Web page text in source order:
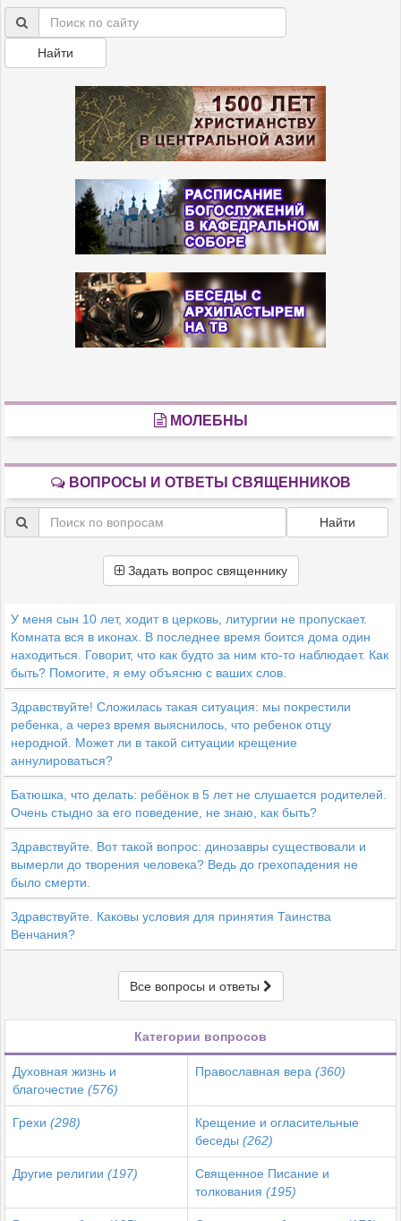
Найти
МОЛЕБНЫ
ВОПРОСЫ И ОТВЕТЫ СВЯЩЕННИКОВ
Найти
Задать вопрос священнику
У меня сын 10 лет, ходит в церковь, литургии не пропускает.
Комната вся в иконах. В последнее время боится дома один
находиться. Говорит, что как будто за ним кто-то наблюдает. Как
быть? Помогите, я ему объясню с ваших слов.
Здравствуйте! Сложилась такая ситуация: мы покрестили
ребенка, а через время выяснилось, что ребенок отцу
неродной. Может ли в такой ситуации крещение
аннулироваться?
Батюшка, что делать: ребёнок в 5 лет не слушается родителей.
Очень стыдно за его поведение, не знаю, как быть?
Здравствуйте. Вот такой вопрос: динозавры существовали и
вымерли до творения человека? Ведь до грехопадения не
было смерти.
Здравствуйте. Каковы условия для принятия Таинства
Венчания?
Все вопросы и ответы
Категории вопросов
Духовная жизнь и
благочестие (576)
Православная вера (360)
Грехи (298)
Крещение и огласительные
беседы (262)
Другие религии (197)
Священное Писание и
толкования (195)